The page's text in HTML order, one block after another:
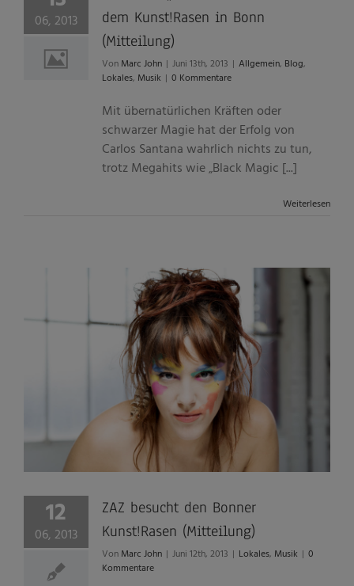
06, 2013
dem Kunst!Rasen in Bonn
(Mitteilung)
Von Marc John | Juni 13th, 2013 | Allgemein, Blog,
Lokales, Musik | 0 Kommentare
Mit übernatürlichen Kräften oder
schwarzer Magie hat der Erfolg von
Carlos Santana wahrlich nichts zu tun,
trotz Megahits wie „Black Magic [...]
Weiterlesen
12
06, 2013
ZAZ besucht den Bonner
Kunst!Rasen (Mitteilung)
Von Marc John | Juni 12th, 2013 | Lokales, Musik | 0
Kommentare